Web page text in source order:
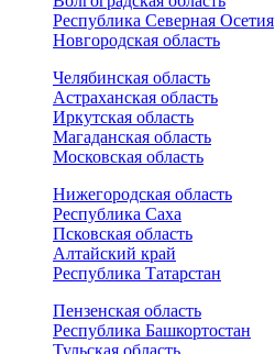
Республика Северная Осетия
Новгородская область
Челябинская область
Астраханская область
Иркутская область
Магаданская область
Московская область
Нижегородская область
Республика Саха
Псковская область
Алтайский край
Республика Татарстан
Пензенская область
Республика Башкортостан